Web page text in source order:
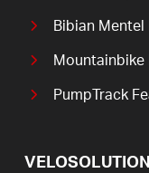
Bibian
Mountainbike
PumpTrack